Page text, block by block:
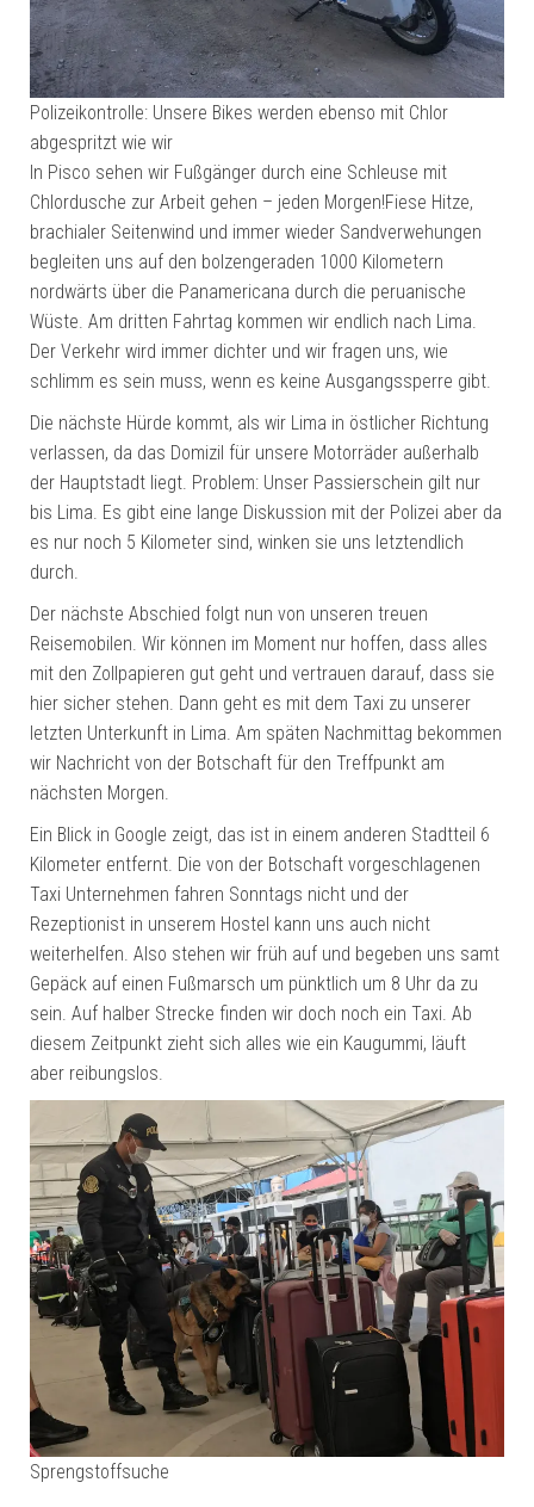
Polizeikontrolle: Unsere Bikes werden ebenso mit Chlor
abgespritzt wie wir
In Pisco sehen wir Fußgänger durch eine Schleuse mit
Chlordusche zur Arbeit gehen – jeden Morgen!Fiese Hitze,
brachialer Seitenwind und immer wieder Sandverwehungen
begleiten uns auf den bolzengeraden 1000 Kilometern
nordwärts über die Panamericana durch die peruanische
Wüste. Am dritten Fahrtag kommen wir endlich nach Lima.
Der Verkehr wird immer dichter und wir fragen uns, wie
schlimm es sein muss, wenn es keine Ausgangssperre gibt.
Die nächste Hürde kommt, als wir Lima in östlicher Richtung
verlassen, da das Domizil für unsere Motorräder außerhalb
der Hauptstadt liegt. Problem: Unser Passierschein gilt nur
bis Lima. Es gibt eine lange Diskussion mit der Polizei aber da
es nur noch 5 Kilometer sind, winken sie uns letztendlich
durch.
Der nächste Abschied folgt nun von unseren treuen
Reisemobilen. Wir können im Moment nur hoffen, dass alles
mit den Zollpapieren gut geht und vertrauen darauf, dass sie
hier sicher stehen. Dann geht es mit dem Taxi zu unserer
letzten Unterkunft in Lima. Am späten Nachmittag bekommen
wir Nachricht von der Botschaft für den Treffpunkt am
nächsten Morgen.
Ein Blick in Google zeigt, das ist in einem anderen Stadtteil 6
Kilometer entfernt. Die von der Botschaft vorgeschlagenen
Taxi Unternehmen fahren Sonntags nicht und der
Rezeptionist in unserem Hostel kann uns auch nicht
weiterhelfen. Also stehen wir früh auf und begeben uns samt
Gepäck auf einen Fußmarsch um pünktlich um 8 Uhr da zu
sein. Auf halber Strecke finden wir doch noch ein Taxi. Ab
diesem Zeitpunkt zieht sich alles wie ein Kaugummi, läuft
aber reibungslos.
Sprengstoffsuche